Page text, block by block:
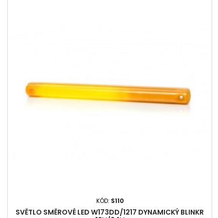
KÓD: S110
SVĚTLO SMĚROVÉ LED W173DD/1217 DYNAMICKÝ BLINKR